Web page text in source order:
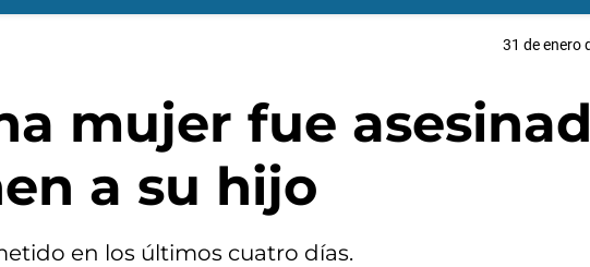
31 de enero
mujer fue
a su hijo
en los últimos cuatro días.